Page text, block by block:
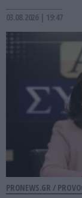
03.08.2026 | 19:47
PRONEWS.GR /